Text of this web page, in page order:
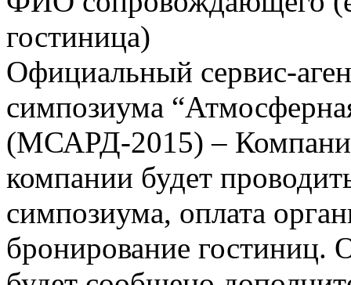
гостиница)
Официальный сервис-
симпозиума
(МСАРД-2015) –
компании будет
симпозиума, оплата
бронирование гостиниц.